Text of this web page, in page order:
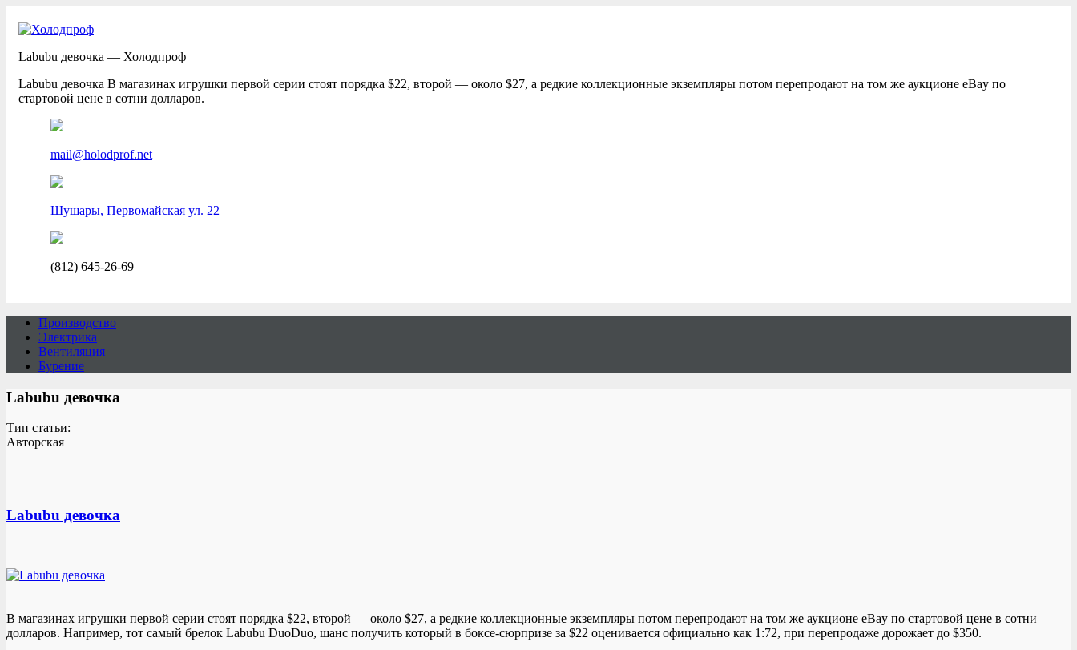
Labubu девочка — Холодпроф
Labubu девочка В магазинах игрушки первой серии стоят порядка $22, второй — около $27, а редкие коллекционные экземпляры потом перепродают на том же аукционе eBay по
стартовой цене в сотни долларов.
mail@holodprof.net
Шушары, Первомайская ул. 22
(812) 645-26-69
Производство
Электрика
Вентиляция
Бурение
Labubu девочка
Тип статьи:
Авторская
Labubu девочка
В магазинах игрушки первой серии стоят порядка $22, второй — около $27, а редкие коллекционные экземпляры потом перепродают на том же аукционе eBay по стартовой цене в сотни
долларов. Например, тот самый брелок Labubu DuoDuo, шанс получить который в боксе-сюрпризе за $22 оценивается официально как 1:72, при перепродаже дорожает до $350.